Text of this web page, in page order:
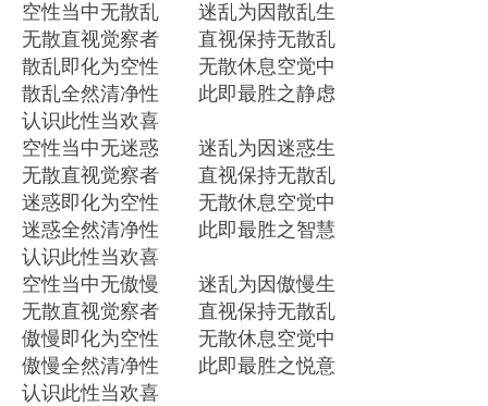
空性当中无散乱 迷乱为因散乱生
无散直视觉察者 直视保持无散乱
散乱即化为空性 无散休息空觉中
散乱全然清净性 此即最胜之静虑
认识此性当欢喜
空性当中无迷惑 迷乱为因迷惑生
无散直视觉察者 直视保持无散乱
迷惑即化为空性 无散休息空觉中
迷惑全然清净性 此即最胜之智慧
认识此性当欢喜
空性当中无傲慢 迷乱为因傲慢生
无散直视觉察者 直视保持无散乱
傲慢即化为空性 无散休息空觉中
傲慢全然清净性 此即最胜之悦意
认识此性当欢喜